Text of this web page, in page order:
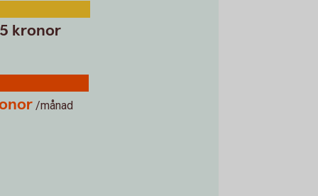
kronor
/månad